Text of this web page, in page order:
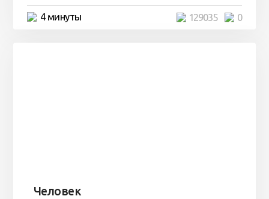
4 минуты 0
129035
Человек